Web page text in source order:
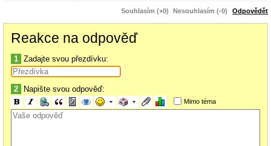
Souhlasím (+0) Nesouhlasím (-0) Odpovědět
Reakce na odpověď
1 Zadajte svou přezdívku:
2 Napište svou odpověď:
Mimo téma